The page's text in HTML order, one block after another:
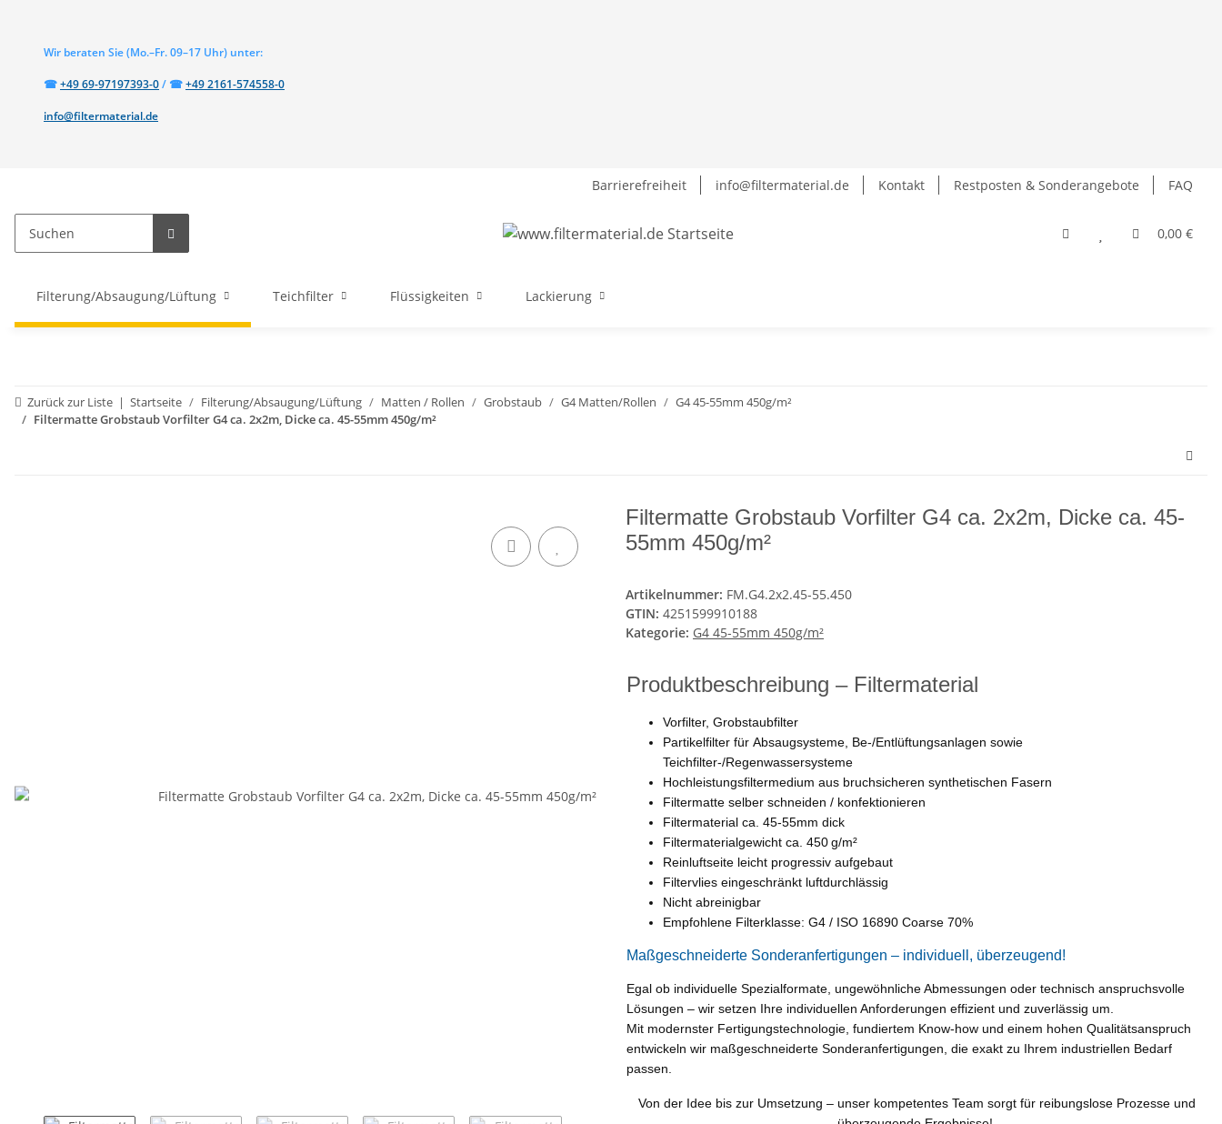
Wir beraten Sie(Mo.–Fr. 09–17 Uhr) unter:
☎Telefon:
+49 69-97197393-0/ ☎Telefon:
+49 2161-574558-0
info@filtermaterial.de
Barrierefreiheit info@filtermaterial.de Kontakt Restposten & Sonderangebote FAQ
0,00 €
Filterung/Absaugung/Lüftung Teichfilter Flüssigkeiten Lackierung
Zurück zur Liste Startseite Filterung/Absaugung/Lüftung Matten / Rollen Grobstaub G4 Matten/Rollen
G4 45-55mm 450g/m²
Filtermatte Grobstaub Vorfilter G4 ca. 2x2m, Dicke ca. 45-55mm 450g/m²
Filtermatte Grobstaub Vorfilter G4 ca. 2x2m, Dicke ca. 45-
55mm 450g/m²
Artikelnummer: FM.G4.2x2.45-55.450
GTIN: 4251599910188
Kategorie: G4 45-55mm 450g/m²
Produktbeschreibung – Filtermaterial
Vorfilter, Grobstaubfilter
Partikelfilter für Absaugsysteme, Be-/Entlüftungsanlagen sowie
Teichfilter-/Regenwassersysteme
Hochleistungsfiltermedium aus bruchsicheren synthetischen Fasern
Filtermatte selber schneiden / konfektionieren
Filtermaterial ca. 45-55mm dick
Filtermaterialgewicht ca. 450 g/m²
Reinluftseite leicht progressiv aufgebaut
Filtervlies eingeschränkt luftdurchlässig
Nicht abreinigbar
Empfohlene Filterklasse: G4 / ISO 16890 Coarse 70%
Maßgeschneiderte Sonderanfertigungen – individuell, überzeugend!
Egal ob individuelle Spezialformate, ungewöhnliche Abmessungen oder technisch anspruchsvolle
Lösungen – wir setzen Ihre individuellen Anforderungen effizient und zuverlässig um.
Mit modernster Fertigungstechnologie, fundiertem Know-how und einem hohen Qualitätsanspruch
entwickeln wir maßgeschneiderte Sonderanfertigungen, die exakt zu Ihrem industriellen Bedarf
passen.
Von der Idee bis zur Umsetzung – unser kompetentes Team sorgt für reibungslose Prozesse und